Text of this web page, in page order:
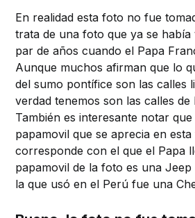
En realidad esta foto no fue
trata de una foto que ya se
par de años cuando el Papa
Aunque muchos afirman que lo
del sumo pontífice son las calles
verdad tenemos son las calles de
También es interesante notar
papamovil que se aprecia en
corresponde con el que el Papa
papamovil de la foto es una
la que usó en el Perú fue una